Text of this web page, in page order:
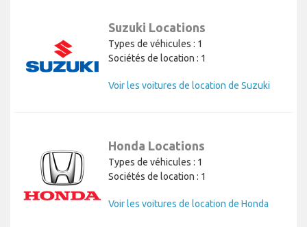
Suzuki Locations
Types de véhicules : 1
Sociétés de location : 1
Voir les voitures de location de Suzuki
Honda Locations
Types de véhicules : 1
Sociétés de location : 1
Voir les voitures de location de Honda